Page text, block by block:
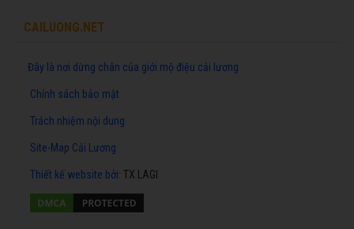
CAILUONG.NET
Đây là nơi dừng chân của giới mộ điệu cải lương
Chính sách bảo mật
Trách nhiệm nội dung
Site-Map Cải Lương
Thiết kế website bởi: TX LAGI